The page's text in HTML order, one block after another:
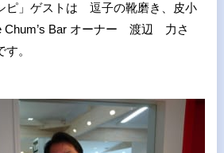
ピ」ゲストは 逗子の靴磨き、皮小
Chum’s Bar オーナー 渡辺 力さ
。